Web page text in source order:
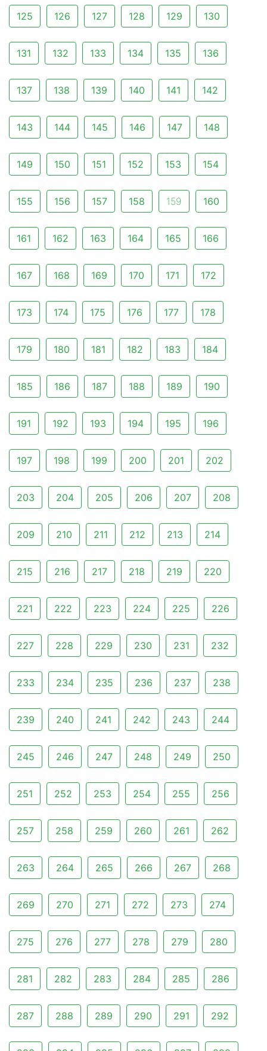
125 126 127 128 129 130
131 132 133 134 135 136
137 138 139 140 141 142
143 144 145 146 147 148
149 150 151 152 153 154
155 156 157 158 159 160
161 162 163 164 165 166
167 168 169 170 171 172
173 174 175 176 177 178
179 180 181 182 183 184
185 186 187 188 189 190
191 192 193 194 195 196
197 198 199 200 201 202
203 204 205 206 207 208
209 210 211 212 213 214
215 216 217 218 219 220
221 222 223 224 225 226
227 228 229 230 231 232
233 234 235 236 237 238
239 240 241 242 243 244
245 246 247 248 249 250
251 252 253 254 255 256
257 258 259 260 261 262
263 264 265 266 267 268
269 270 271 272 273 274
275 276 277 278 279 280
281 282 283 284 285 286
287 288 289 290 291 292